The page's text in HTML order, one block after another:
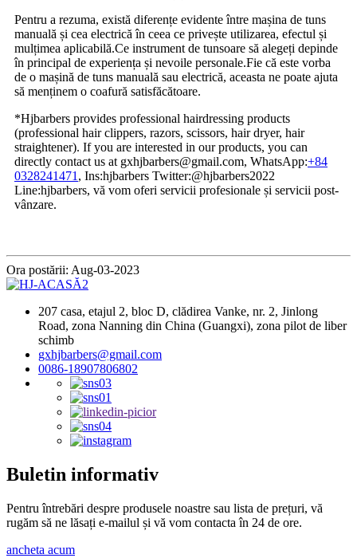
Pentru a rezuma, există diferențe evidente între mașina de tuns
manuală și cea electrică în ceea ce privește utilizarea, efectul și
mulțimea aplicabilă.Ce instrument de tunsoare să alegeți depinde
în principal de experiența și nevoile personale.Fie că este vorba
de o mașină de tuns manuală sau electrică, aceasta ne poate ajuta
să menținem o coafură satisfăcătoare.
*Hjbarbers provides professional hairdressing products
(professional hair clippers, razors, scissors, hair dryer, hair
straightener). If you are interested in our products, you can
directly contact us at gxhjbarbers@gmail.com, WhatsApp:+84
0328241471 , Ins:hjbarbers Twitter:@hjbarbers2022
Line:hjbarbers, vă vom oferi servicii profesionale și servicii post-
vânzare.
Ora postării: Aug-03-2023
207 casa, etajul 2, bloc D, clădirea Vanke, nr. 2, Jinlong
Road, zona Nanning din China (Guangxi), zona pilot de liber
schimb
gxhjbarbers@gmail.com
0086-18907806802
Buletin informativ
Pentru întrebări despre produsele noastre sau lista de prețuri, vă
rugăm să ne lăsați e-mailul și vă vom contacta în 24 de ore.
ancheta acum